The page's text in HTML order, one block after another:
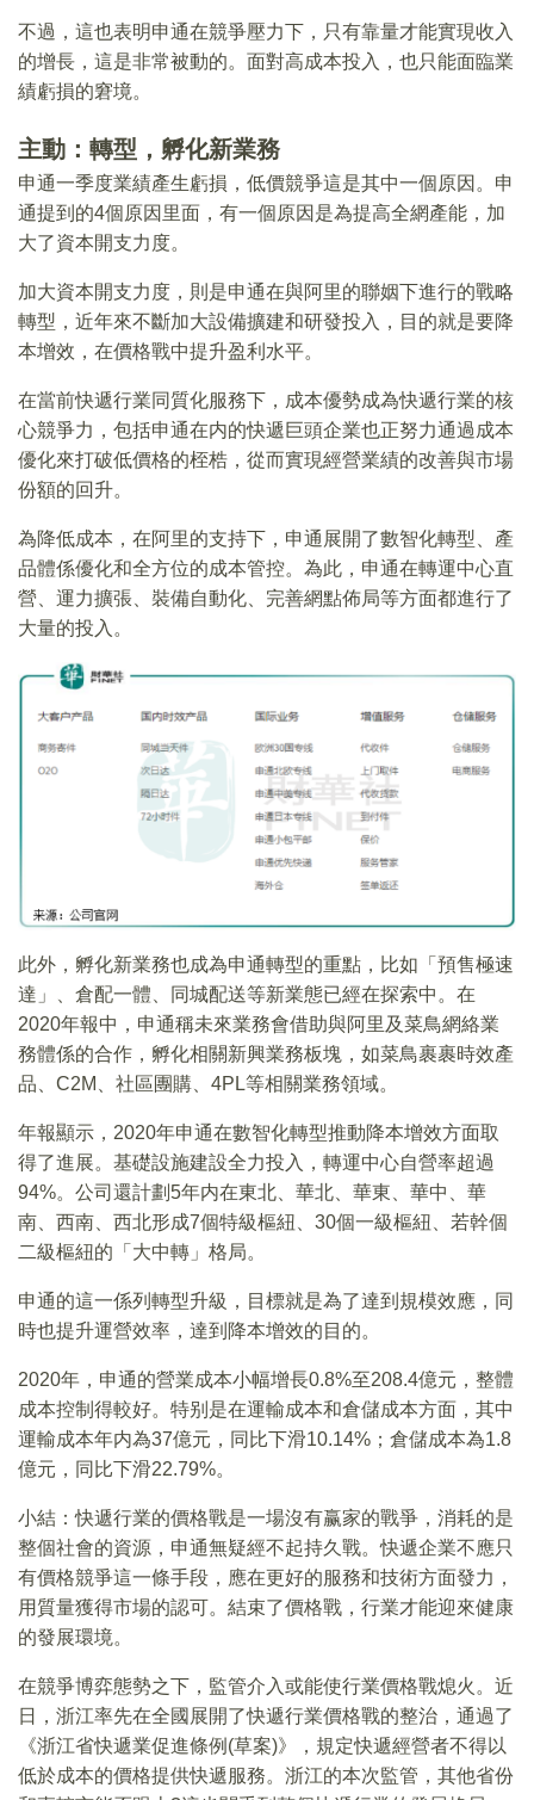
不過，這也表明申通在競爭壓力下，只有靠量才能實現收入
的增長，這是非常被動的。面對高成本投入，也只能面臨業
績虧損的窘境。
主動：轉型，孵化新業務
申通一季度業績產生虧損，低價競爭這是其中一個原因。申
通提到的4個原因里面，有一個原因是為提高全網產能，加
大了資本開支力度。
加大資本開支力度，則是申通在與阿里的聯姻下進行的戰略
轉型，近年來不斷加大設備擴建和研發投入，目的就是要降
本增效，在價格戰中提升盈利水平。
在當前快遞行業同質化服務下，成本優勢成為快遞行業的核
心競爭力，包括申通在内的快遞巨頭企業也正努力通過成本
優化來打破低價格的桎梏，從而實現經營業績的改善與市場
份額的回升。
為降低成本，在阿里的支持下，申通展開了數智化轉型、產
品體係優化和全方位的成本管控。為此，申通在轉運中心直
營、運力擴張、裝備自動化、完善網點佈局等方面都進行了
大量的投入。
此外，孵化新業務也成為申通轉型的重點，比如「預售極速
達」、倉配一體、同城配送等新業態已經在探索中。在
2020年報中，申通稱未來業務會借助與阿里及菜鳥網絡業
務體係的合作，孵化相關新興業務板塊，如菜鳥裹裹時效產
品、C2M、社區團購、4PL等相關業務領域。
年報顯示，2020年申通在數智化轉型推動降本增效方面取
得了進展。基礎設施建設全力投入，轉運中心自營率超過
94%。公司還計劃5年内在東北、華北、華東、華中、華
南、西南、西北形成7個特級樞紐、30個一級樞紐、若幹個
二級樞紐的「大中轉」格局。
申通的這一係列轉型升級，目標就是為了達到規模效應，同
時也提升運營效率，達到降本增效的目的。
2020年，申通的營業成本小幅增長0.8%至208.4億元，整體
成本控制得較好。特别是在運輸成本和倉儲成本方面，其中
運輸成本年内為37億元，同比下滑10.14%；倉儲成本為1.8
億元，同比下滑22.79%。
小結：快遞行業的價格戰是一場沒有赢家的戰爭，消耗的是
整個社會的資源，申通無疑經不起持久戰。快遞企業不應只
有價格競爭這一條手段，應在更好的服務和技術方面發力，
用質量獲得市場的認可。結束了價格戰，行業才能迎來健康
的發展環境。
在競爭博弈態勢之下，監管介入或能使行業價格戰熄火。近
日，浙江率先在全國展開了快遞行業價格戰的整治，通過了
《浙江省快遞業促進條例(草案)》，規定快遞經營者不得以
低於成本的價格提供快遞服務。浙江的本次監管，其他省份